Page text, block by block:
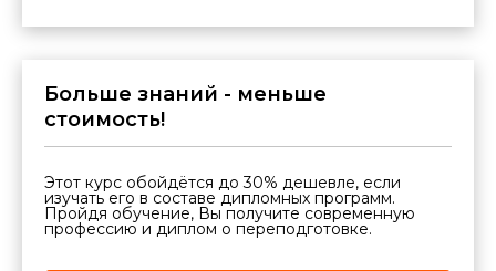
Больше знаний - меньше
стоимость!
Этот курс обойдётся до 30% дешевле, если
изучать его в составе дипломных программ.
Пройдя обучение, Вы получите современную
профессию и диплом о переподготовке.